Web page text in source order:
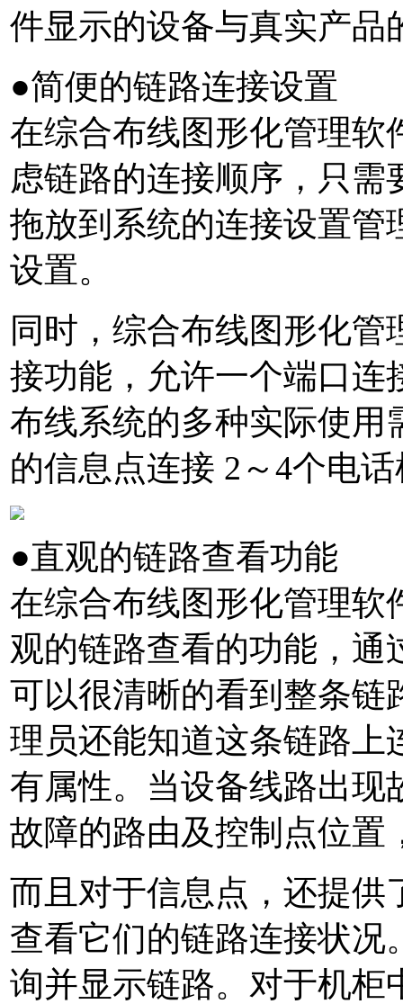
件显示的设备与真实产品
●简便的链路连接设置
在综合布线图形化管理软
虑链路的连接顺序，只
拖放到系统的连接设置管
设置。
同时，综合布线图形化
接功能，允许一个端口连
布线系统的多种实际使用
的信息点连接 2～4个电
●直观的链路查看功能
在综合布线图形化管理软
观的链路查看的功能，通
可以很清晰的看到整条链
理员还能知道这条链路上
有属性。当设备线路出现
故障的路由及控制点位置
而且对于信息点，还提供
查看它们的链路连接状况
询并显示链路。对于机柜